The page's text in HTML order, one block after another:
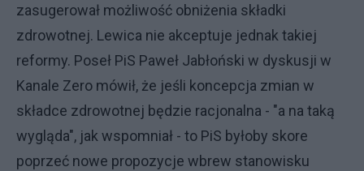
zasugerował możliwość obniżenia składki
zdrowotnej. Lewica nie akceptuje jednak takiej
reformy. Poseł PiS Paweł Jabłoński w dyskusji w
Kanale Zero mówił, że jeśli koncepcja zmian w
składce zdrowotnej będzie racjonalna - "a na taką
wygląda", jak wspomniał - to PiS byłoby skore
poprzeć nowe propozycje wbrew stanowisku